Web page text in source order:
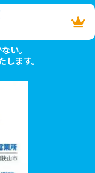
い。
ます。